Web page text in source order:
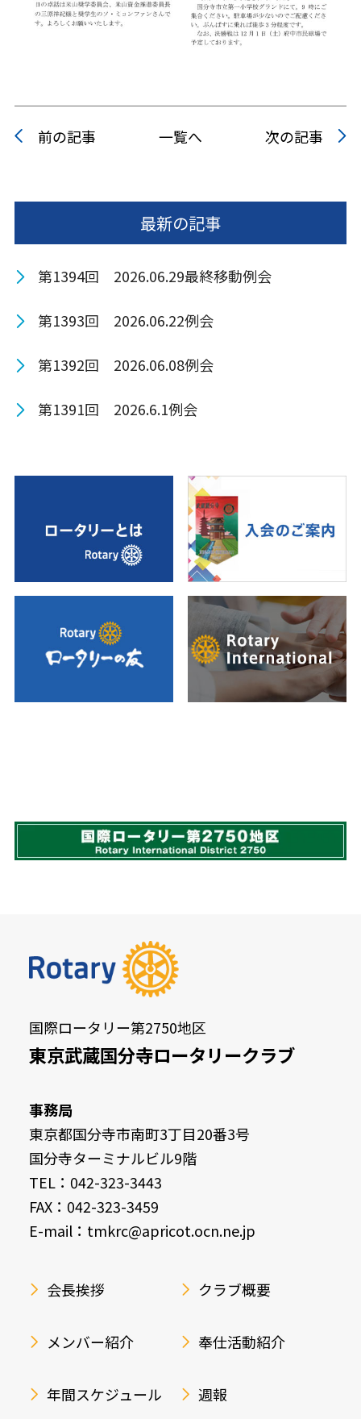
前の記事 一覧へ 次の記事
最新の記事
第1394回 2026.06.29最終移動例会
第1393回 2026.06.22例会
第1392回 2026.06.08例会
第1391回 2026.6.1例会
国際ロータリー第2750地区
東京武蔵国分寺ロータリークラブ
事務局
東京都国分寺市南町3丁目20番3号
国分寺ターミナルビル9階
TEL：042-323-3443
FAX：042-323-3459
E-mail：tmkrc@apricot.ocn.ne.jp
会長挨拶 クラブ概要
メンバー紹介 奉仕活動紹介
年間スケジュール 週報